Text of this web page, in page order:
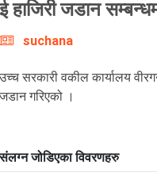
ई हाजिरी जडान
suchana
उच्च सरकारी वकील कार्यालय
जडान गरिएको ।
संलग्न जोडिएका विवरणहरु